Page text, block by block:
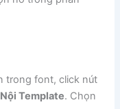
trong font, click nút
Template. Chọn